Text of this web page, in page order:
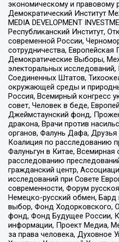
экономическому и правовому
Демократический Институт
MEDIA DEVELOPMENT
Республиканский Институт,
современной России,
сотрудничества, Европейская
Демократические Выборы,
электоральных
Соединенных Штатов,
окружающей среды и
Россия, Всемирный конгресс
совет, Человек в беде,
Джеймстаунский фонд,
дракона, Врачи против
органов, Фалунь Дафа, Друзья
Коалиция по расследованию
Фалуньгун в Китае, Всемирная
расследованию
гражданский центр,
исследований при Совете
современности, Форум
Немецко-русский обмен, Бард
выбор, Фонд Ходорковского,
фонд, Фонд Будущее России,
информации, Проект Медиа,
за права человека, Духовное